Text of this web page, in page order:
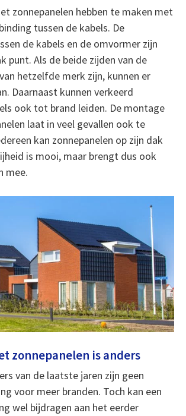
zonnepanelen hebben te maken met
tussen de kabels. De
de kabels en de omvormer zijn
punt. Als de beide zijden van de
hetzelfde merk zijn, kunnen er
Daarnaast kunnen verkeerd
ook tot brand leiden. De montage
laat in veel gevallen ook te
kan zonnepanelen op zijn dak
is mooi, maar brengt dus ook
mee.
zonnepanelen is anders
van de laatste jaren zijn geen
voor meer branden. Toch kan een
wel bijdragen aan het eerder